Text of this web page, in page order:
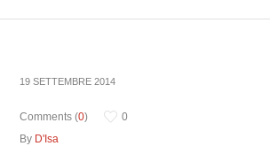
19 SETTEMBRE 2014
Comments (0)
0
By D'Isa